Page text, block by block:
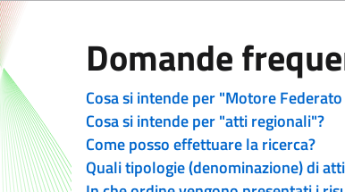
Domande
Cosa si intende per "Motore
Cosa si intende per "atti regionali"?
Come posso effettuare la ricerca?
Quali tipologie (denominazione) di